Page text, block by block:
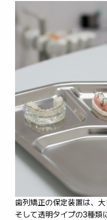
歯列矯正の保定装置は、大
そして透明タイプの3種類